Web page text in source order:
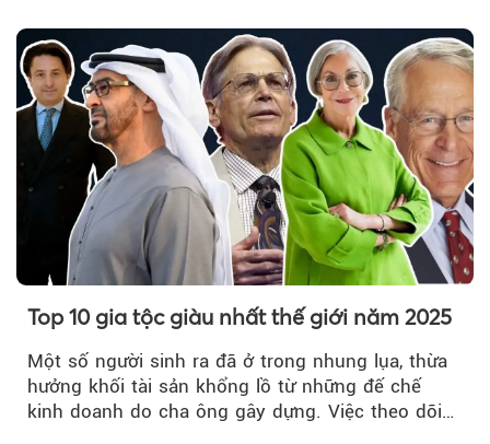
do ông kiểm soát.
Top 10 gia tộc giàu nhất thế giới năm 2025
Một số người sinh ra đã ở trong nhung lụa, thừa
hưởng khối tài sản khổng lồ từ những đế chế
kinh doanh do cha ông gây dựng. Việc theo dõi